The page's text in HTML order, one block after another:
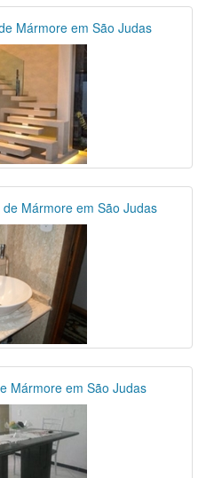
Mármore em São Judas
Mármore em São Judas
Mármore em São Judas